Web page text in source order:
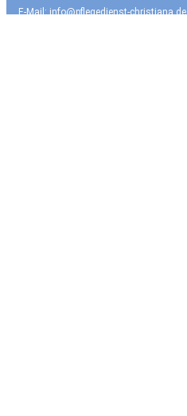
E-Mail:info@pflegedienst-christiana.de